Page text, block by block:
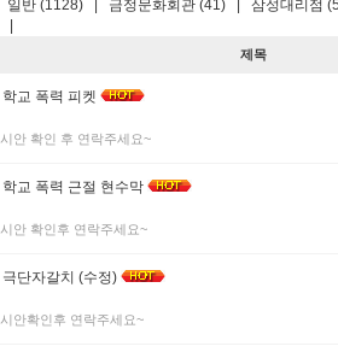
일반 (1128) 금정문화회관 (41)
삼성대리점
제목
학교 폭력 피켓
시안 확인 후 연락주세요~
학교 폭력 근절 현수막
시안 확인후 연락주세요~
극단자갈치 (수정)
시안확인후 연락주세요~